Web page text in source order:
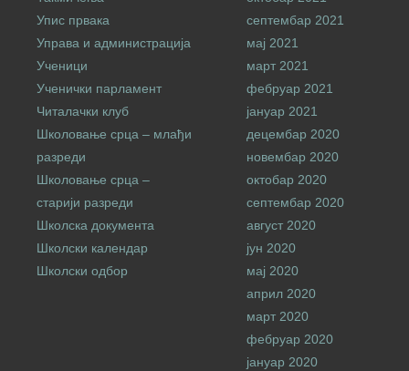
Упис првака
Управа и администрација
Ученици
Ученички парламент
Читалачки клуб
Школовање срца – млађи
разреди
Школовање срца –
старији разреди
Школска документа
Школски календар
Школски одбор
септембар 2021
мај 2021
март 2021
фебруар 2021
јануар 2021
децембар 2020
новембар 2020
октобар 2020
септембар 2020
август 2020
јун 2020
мај 2020
април 2020
март 2020
фебруар 2020
јануар 2020